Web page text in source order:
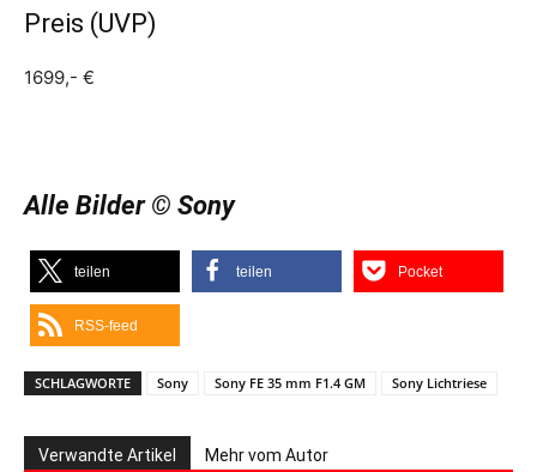
Preis (UVP)
1699,- €
Alle Bilder © Sony
teilen teilen Pocket
RSS-feed
SCHLAGWORTE Sony Sony FE 35 mm F1.4 GM Sony Lichtriese
Verwandte Artikel Mehr vom Autor